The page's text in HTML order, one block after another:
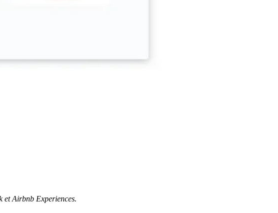
et Airbnb Experiences.